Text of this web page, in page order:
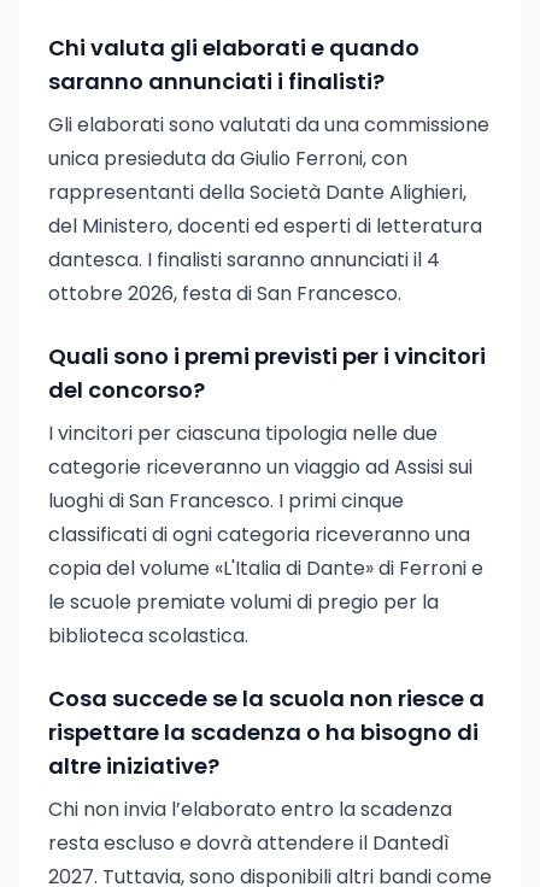
Chi valuta gli elaborati e quando
saranno annunciati i finalisti?
Gli elaborati sono valutati da una commissione
unica presieduta da Giulio Ferroni, con
rappresentanti della Società Dante Alighieri,
del Ministero, docenti ed esperti di letteratura
dantesca. I finalisti saranno annunciati il 4
ottobre 2026, festa di San Francesco.
Quali sono i premi previsti per i vincitori
del concorso?
I vincitori per ciascuna tipologia nelle due
categorie riceveranno un viaggio ad Assisi sui
luoghi di San Francesco. I primi cinque
classificati di ogni categoria riceveranno una
copia del volume «L'Italia di Dante» di Ferroni e
le scuole premiate volumi di pregio per la
biblioteca scolastica.
Cosa succede se la scuola non riesce a
rispettare la scadenza o ha bisogno di
altre iniziative?
Chi non invia l’elaborato entro la scadenza
resta escluso e dovrà attendere il Dantedì
2027. Tuttavia, sono disponibili altri bandi come